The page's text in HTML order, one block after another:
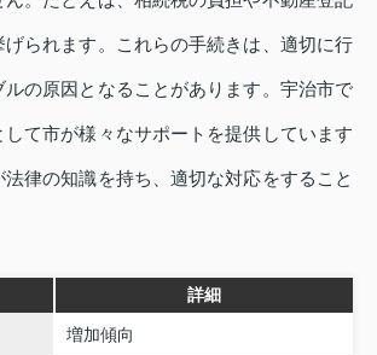
られます。これらの手続きは、適切に行
ルの原因となることがあります。宇治市で
て市が様々なサポートを提供しています
律の知識を持ち、適切な対応をすること
詳細
増加傾向